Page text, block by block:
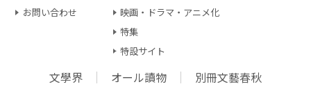
お問い合わせ
映画・ドラマ・アニメ化
特集
特設サイト
文學界 オール讀物 別冊文藝春秋